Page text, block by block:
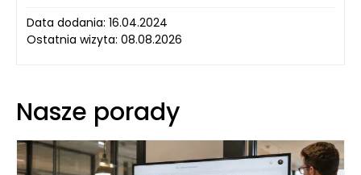
Data dodania: 16.04.2024
Ostatnia wizyta: 08.08.2026
Nasze porady